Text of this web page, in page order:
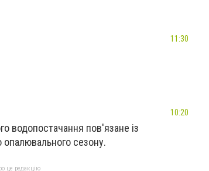
водопостачання пов'язане із
опалювального сезону.
це редакцію
11:30
10:20